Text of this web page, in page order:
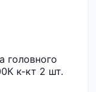
головного
к-кт 2 шт.